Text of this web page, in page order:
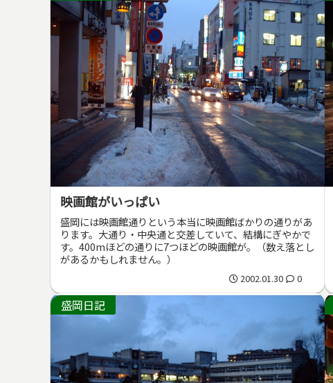
映画館がいっぱい
盛岡には映画館通りという本当に映画館ばかりの通りがあ
ります。大通り・中央通と交差していて、結構にぎやかで
す。400mほどの通りに7つほどの映画館が。（数え落とし
があるかもしれません。）
2002.01.30 0
盛岡日記